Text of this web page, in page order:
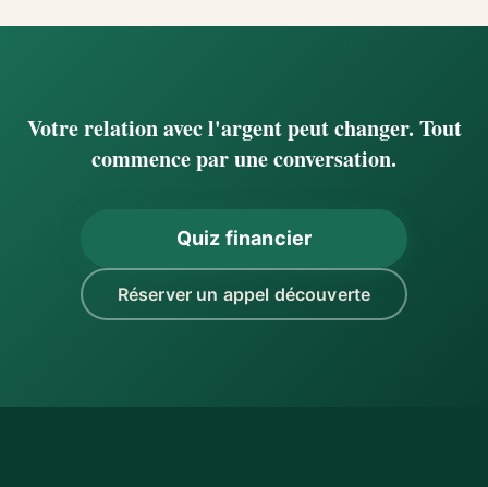
Votre relation avec l'argent peut changer. Tout
commence par une conversation.
Quiz financier
Réserver un appel découverte